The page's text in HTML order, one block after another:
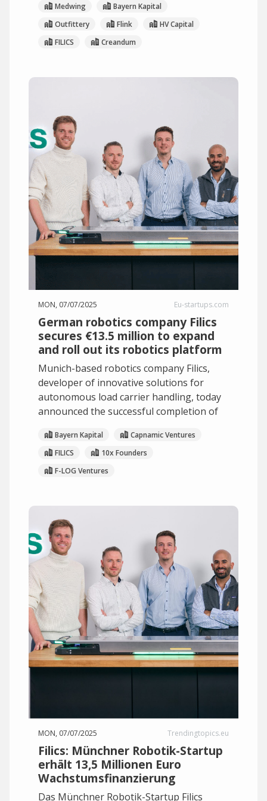
Medwing
Bayern Kapital
Outfittery
Flink
HV Capital
FILICS
Creandum
MON, 07/07/2025 Eu-startups.com
German robotics company Filics
secures €13.5 million to expand
and roll out its robotics platform
Munich-based robotics company Filics,
developer of innovative solutions for
autonomous load carrier handling, today
announced the successful completion of
Bayern Kapital
Capnamic Ventures
FILICS
10x Founders
F-LOG Ventures
MON, 07/07/2025 Trendingtopics.eu
Filics: Münchner Robotik-Startup
erhält 13,5 Millionen Euro
Wachstumsfinanzierung
Das Münchner Robotik-Startup Filics